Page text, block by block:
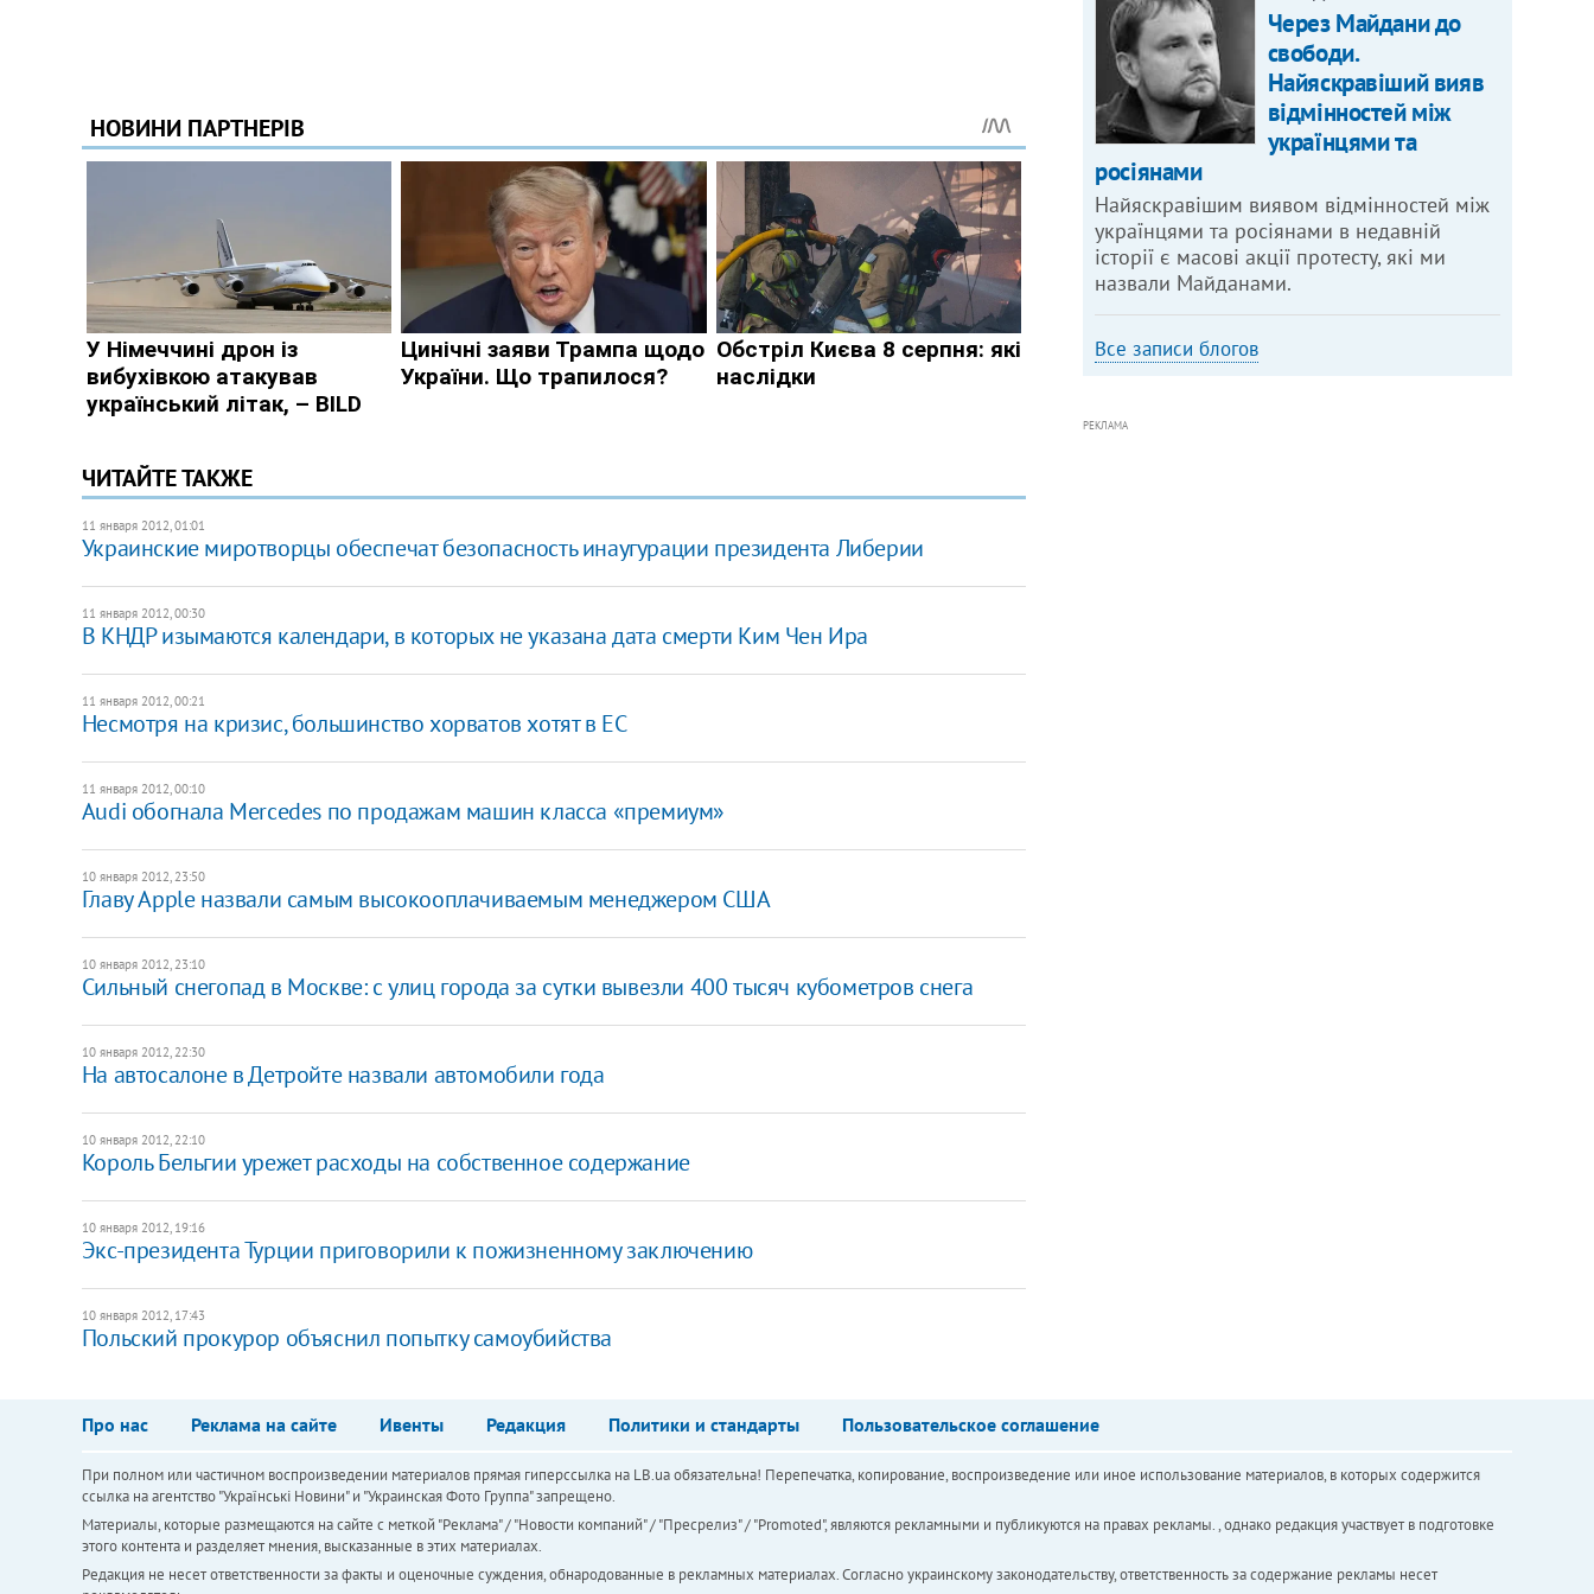
ЧИТАЙТЕ ТАКЖЕ
11 января 2012, 01:01
​Украинские миротворцы обеспечат безопасность инаугурации президента Либерии
11 января 2012, 00:30
В КНДР изымаются календари, в которых не указана дата смерти Ким Чен Ира
11 января 2012, 00:21
​Несмотря на кризис, большинство хорватов хотят в ЕС
11 января 2012, 00:10
Audi обогнала Mercedes по продажам машин класса «премиум»
10 января 2012, 23:50
Главу Apple назвали самым высокооплачиваемым менеджером США
10 января 2012, 23:10
Сильный снегопад в Москве: с улиц города за сутки вывезли 400 тысяч кубометров снега
10 января 2012, 22:30
На автосалоне в Детройте назвали автомобили года
10 января 2012, 22:10
Король Бельгии урежет расходы на собственное содержание
10 января 2012, 19:16
Экс-президента Турции приговорили к пожизненному заключению
10 января 2012, 17:43
Польский прокурор объяснил попытку самоубийства
Через Майдани до
свободи.
Найяскравіший вияв
відмінностей між
українцями та
росіянами
Найяскравішим виявом відмінностей між
українцями та росіянами в недавній
історії є масові акції протесту, які ми
назвали Майданами.
Все записи блогов
РЕКЛАМА
Про нас Реклама на сайте Ивенты Редакция Политики и стандарты Пользовательское соглашение
При полном или частичном воспроизведении материалов прямая гиперссылка на LB.ua обязательна! Перепечатка, копирование, воспроизведение или иное использование материалов, в которых содержится
ссылка на агентство "Українськi Новини" и "Украинская Фото Группа" запрещено.
Материалы, которые размещаются на сайте с меткой "Реклама" / "Новости компаний" / "Пресрелиз" / "Promoted", являются рекламными и публикуются на правах рекламы. , однако редакция участвует в подготовке
этого контента и разделяет мнения, высказанные в этих материалах.
Редакция не несет ответственности за факты и оценочные суждения, обнародованные в рекламных материалах. Согласно украинскому законодательству, ответственность за содержание рекламы несет